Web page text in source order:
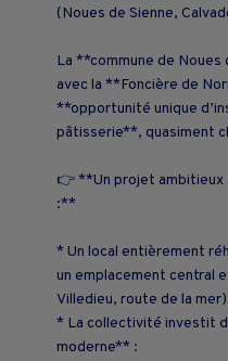
(Noues de Sienne,
La **commune de
avec la **Foncière de
**opportunité unique
pâtisserie**, quasiment
👉 **Un projet
:**
* Un local entièrement
un emplacement central
Villedieu, route de la
* La collectivité investit
moderne** :